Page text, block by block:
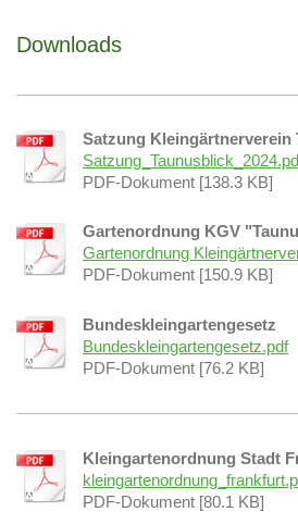
Downloads
Satzung Kleingärtnerverein
PDF-Dokument [138.3 KB]
Gartenordnung KGV
Gartenordnung
PDF-Dokument [150.9 KB]
Bundeskleingartengesetz
Bundeskleingartengesetz.pdf
PDF-Dokument [76.2 KB]
Kleingartenordnung Stadt
PDF-Dokument [80.1 KB]